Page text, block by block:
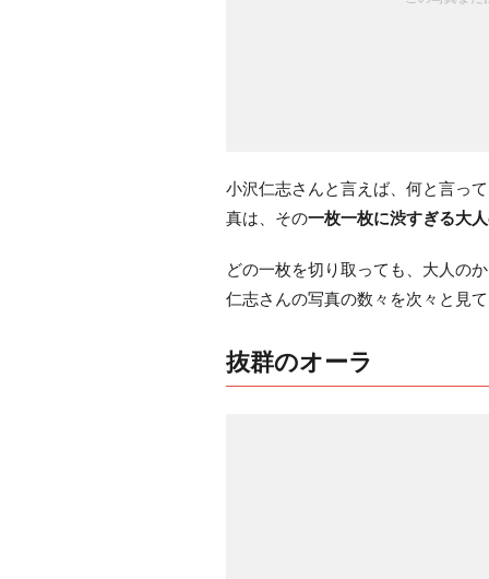
小沢仁志さんと言えば、何と言っ
真は、その一枚一枚に渋すぎる大
どの一枚を切り取っても、大人の
仁志さんの写真の数々を次々と見
抜群のオーラ